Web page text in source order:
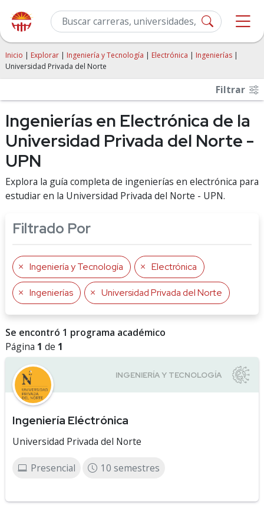
Inicio | Explorar | Ingeniería y Tecnología | Electrónica | Ingenierías |
Universidad Privada del Norte
Filtrar
Ingenierías en Electrónica de la
Universidad Privada del Norte -
UPN
Explora la guía completa de ingenierías en electrónica para
estudiar en la Universidad Privada del Norte - UPN.
Filtrado Por
Ingeniería y Tecnología Electrónica
Ingenierías Universidad Privada del Norte
Se encontró 1 programa académico
Página 1 de 1
Ingeniería Eléctrónica
Universidad Privada del Norte
Presencial 10 semestres